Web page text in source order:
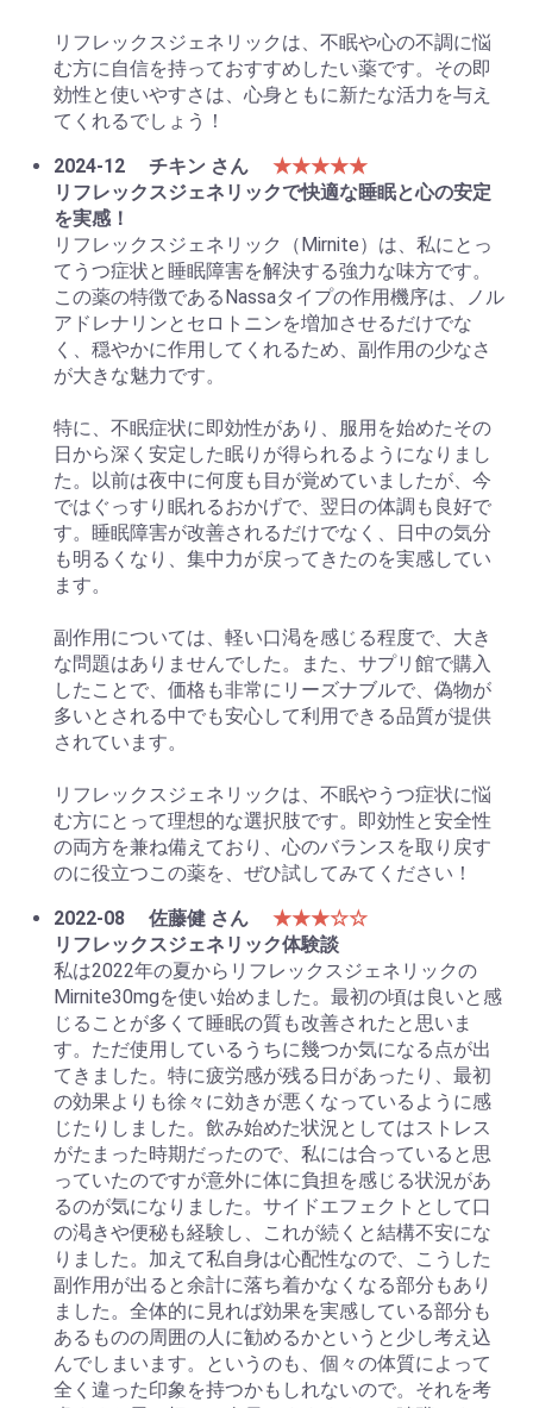
リフレックスジェネリックは、不眠や心の不調に悩
む方に自信を持っておすすめしたい薬です。その即
効性と使いやすさは、心身ともに新たな活力を与え
てくれるでしょう！
2024-12
チキン さん
★★★★★
リフレックスジェネリックで快適な睡眠と心の安定
を実感！
リフレックスジェネリック（Mirnite）は、私にとっ
てうつ症状と睡眠障害を解決する強力な味方です。
この薬の特徴であるNassaタイプの作用機序は、ノル
アドレナリンとセロトニンを増加させるだけでな
く、穏やかに作用してくれるため、副作用の少なさ
が大きな魅力です。
特に、不眠症状に即効性があり、服用を始めたその
日から深く安定した眠りが得られるようになりまし
た。以前は夜中に何度も目が覚めていましたが、今
ではぐっすり眠れるおかげで、翌日の体調も良好で
す。睡眠障害が改善されるだけでなく、日中の気分
も明るくなり、集中力が戻ってきたのを実感してい
ます。
副作用については、軽い口渇を感じる程度で、大き
な問題はありませんでした。また、サプリ館で購入
したことで、価格も非常にリーズナブルで、偽物が
多いとされる中でも安心して利用できる品質が提供
されています。
リフレックスジェネリックは、不眠やうつ症状に悩
む方にとって理想的な選択肢です。即効性と安全性
の両方を兼ね備えており、心のバランスを取り戻す
のに役立つこの薬を、ぜひ試してみてください！
2022-08
佐藤健 さん
★★★☆☆
リフレックスジェネリック体験談
私は2022年の夏からリフレックスジェネリックの
Mirnite30mgを使い始めました。最初の頃は良いと感
じることが多くて睡眠の質も改善されたと思いま
す。ただ使用しているうちに幾つか気になる点が出
てきました。特に疲労感が残る日があったり、最初
の効果よりも徐々に効きが悪くなっているように感
じたりしました。飲み始めた状況としてはストレス
がたまった時期だったので、私には合っていると思
っていたのですが意外に体に負担を感じる状況があ
るのが気になりました。サイドエフェクトとして口
の渇きや便秘も経験し、これが続くと結構不安にな
りました。加えて私自身は心配性なので、こうした
副作用が出ると余計に落ち着かなくなる部分もあり
ました。全体的に見れば効果を実感している部分も
あるものの周囲の人に勧めるかというと少し考え込
んでしまいます。というのも、個々の体質によって
全く違った印象を持つかもしれないので。それを考